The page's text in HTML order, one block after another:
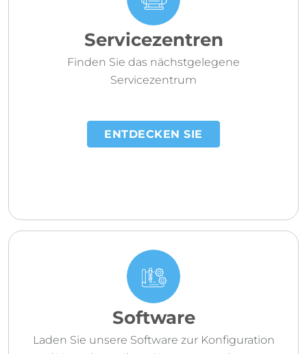
Servicezentren
Finden Sie das nächstgelegene
Servicezentrum
ENTDECKEN SIE
Software
Laden Sie unsere Software zur Konfiguration